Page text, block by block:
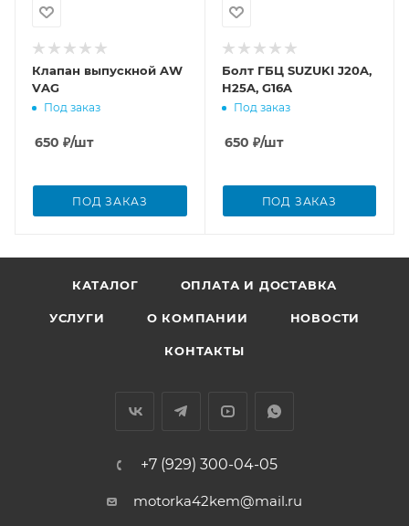
Клапан выпускной AW
VAG
Под заказ
650 ₽/шт
ПОД ЗАКАЗ
Болт ГБЦ SUZUKI J20A,
H25A, G16A
Под заказ
650 ₽/шт
ПОД ЗАКАЗ
КАТАЛОГ ОПЛАТА И ДОСТАВКА
УСЛУГИ О КОМПАНИИ НОВОСТИ
КОНТАКТЫ
+7 (929) 300-04-05
motorka42kem@mail.ru